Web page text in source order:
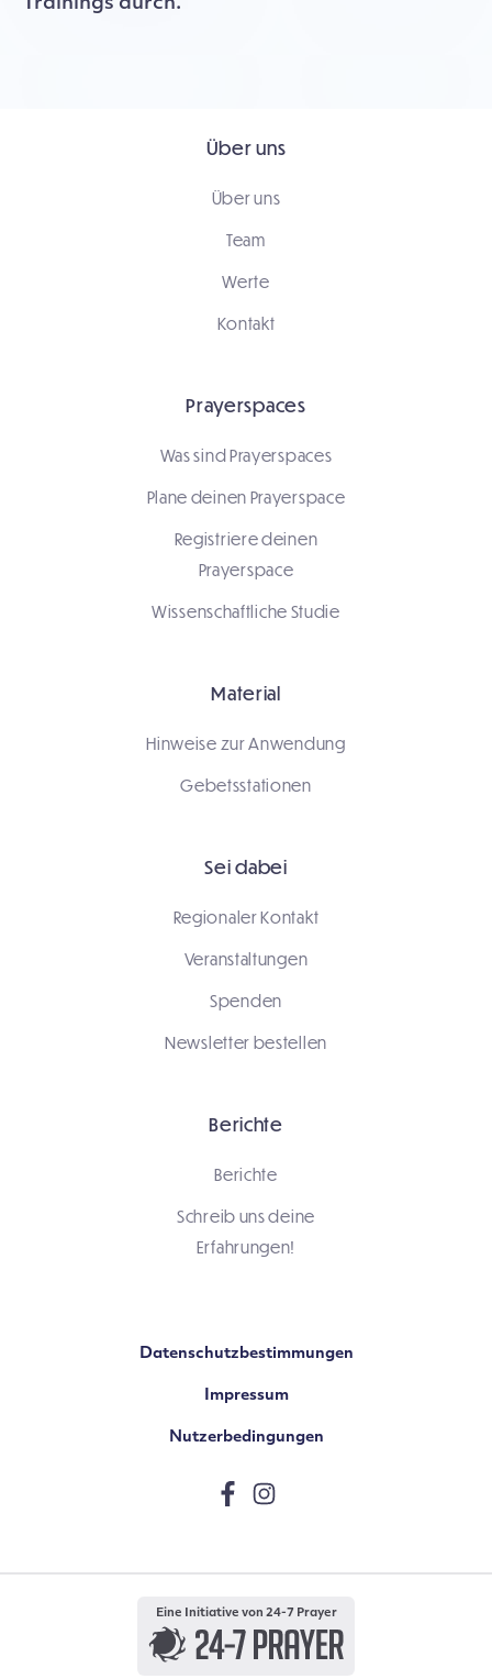
Über uns
Über uns
Team
Werte
Kontakt
Prayerspaces
Was sind Prayerspaces
Plane deinen Prayerspace
Registriere deinen
Prayerspace
Wissenschaftliche Studie
Material
Hinweise zur Anwendung
Gebetsstationen
Sei dabei
Regionaler Kontakt
Veranstaltungen
Spenden
Newsletter bestellen
Berichte
Berichte
Schreib uns deine
Erfahrungen!
Datenschutzbestimmungen
Impressum
Nutzerbedingungen
Eine Initiative von 24-7 Prayer